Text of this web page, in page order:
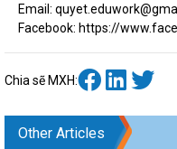
Email:
Facebook: https://
Chia sẽ MXH:
Other Articles